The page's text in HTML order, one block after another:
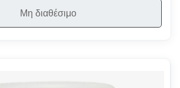
Μη διαθέσιμο